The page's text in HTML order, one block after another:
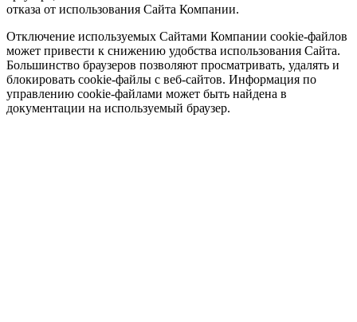
отказа от использования Сайта Компании.
Отключение используемых Сайтами Компании cookie-файлов
может привести к снижению удобства использования Сайта.
Большинство браузеров позволяют просматривать, удалять и
блокировать cookie-файлы c веб-сайтов. Информация по
управлению cookie-файлами может быть найдена в
документации на используемый браузер.